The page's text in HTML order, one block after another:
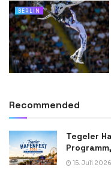
BERLIN
Recommended
Tegeler
15. Juli